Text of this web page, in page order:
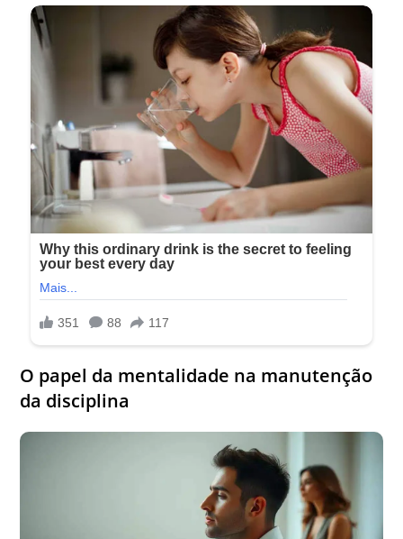
O papel da mentalidade na manutenção
da disciplina